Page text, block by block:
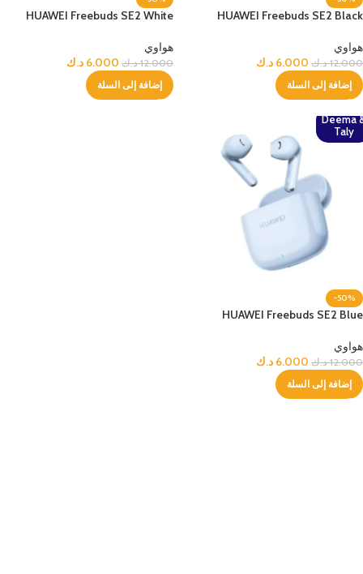
HUAWEI Freebuds SE2 Black
هواوي
12.000 د.ك 6.000 د.ك
إضافة إلى السلة
HUAWEI Freebuds SE2 White
هواوي
12.000 د.ك 6.000 د.ك
إضافة إلى السلة
Deema
Taly
-50%
HUAWEI Freebuds SE2 Blue
هواوي
12.000 د.ك 6.000 د.ك
إضافة إلى السلة